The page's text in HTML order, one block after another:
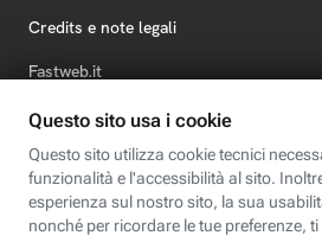
Credits e note legali
Fastweb.it
Formazione
Fastweb Digital Academy
STEP FuturAbility District